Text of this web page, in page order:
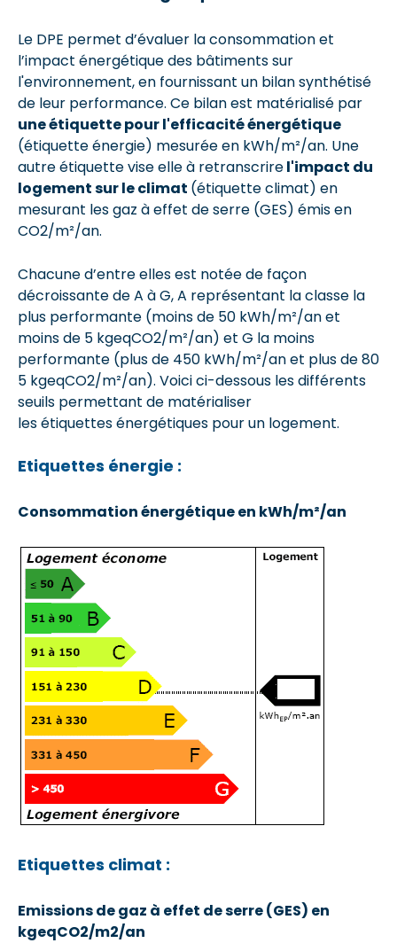
Le DPE permet d’évaluer la consommation et
l’impact énergétique des bâtiments sur
l'environnement, en fournissant un bilan synthétisé
de leur performance. Ce bilan est matérialisé par
une étiquette pour l'efficacité énergétique
(étiquette énergie) mesurée en kWh/m²/an. Une
autre étiquette vise elle à retranscrirel'impact du
logement sur le climat (étiquette climat) en
mesurant les gaz à effet de serre (GES) émis en
CO2/m²/an.
Chacune d’entre elles est notée de façon
décroissante de A à G, A représentant la classe la
plus performante (moins de 50 kWh/m²/an et
moins de 5 kgeqCO2/m²/an) et G la moins
performante (plus de 450 kWh/m²/an et plus de 80
5 kgeqCO2/m²/an). Voici ci-dessous les différents
seuils permettant de matérialiser
les étiquettes énergétiques pour un logement.
Etiquettes énergie :
Consommation énergétique en kWh/m²/an
Etiquettes climat :
Emissions de gaz à effet de serre (GES) en
kgeqCO2/m2/an